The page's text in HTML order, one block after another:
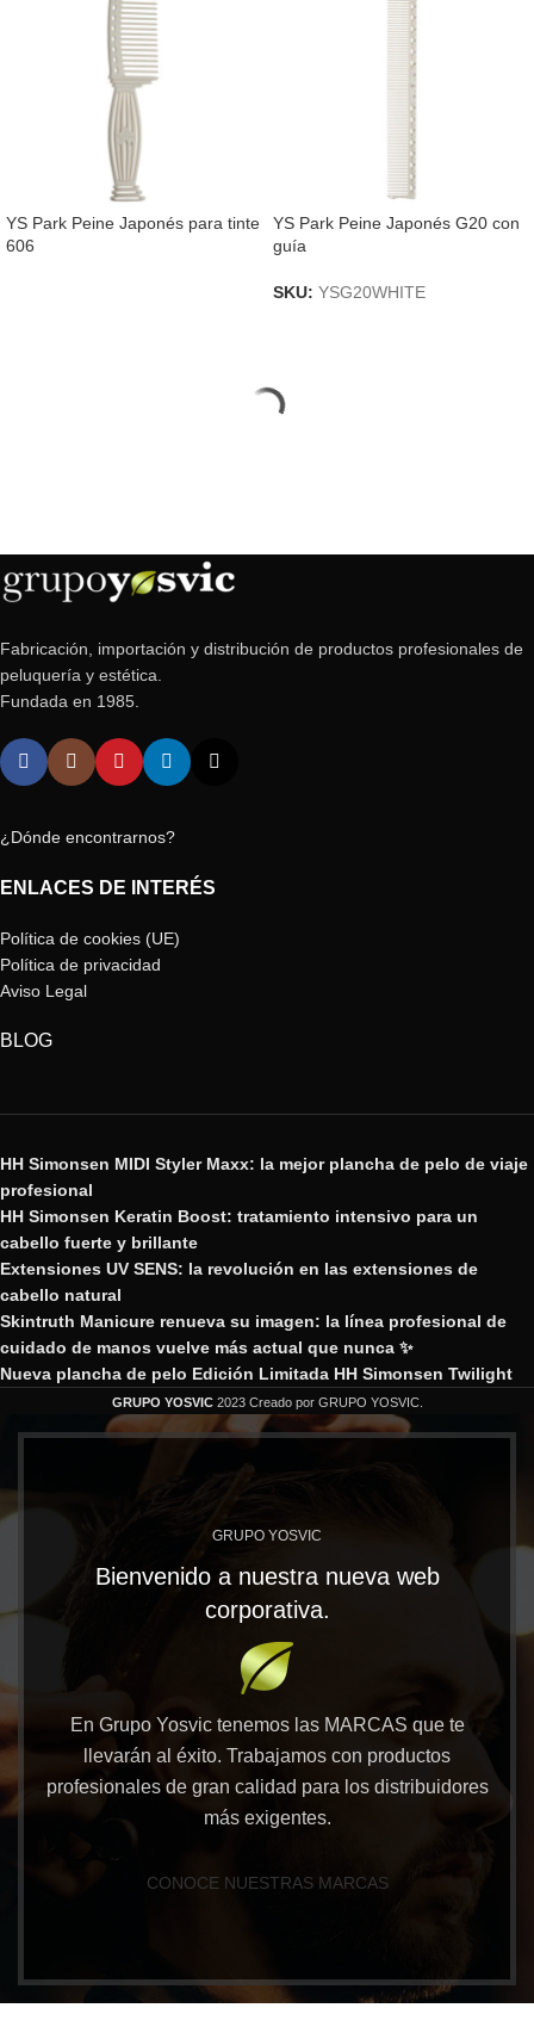
YS Park Peine Japonés para tinte
606
YS Park Peine Japonés G20 con
guía
SKU: YSG20WHITE
Fabricación, importación y distribución de productos profesionales de
peluquería y estética.
Fundada en 1985.
¿Dónde encontrarnos?
ENLACES DE INTERÉS
Política de cookies (UE)
Política de privacidad
Aviso Legal
BLOG
HH Simonsen MIDI Styler Maxx: la mejor plancha de pelo de viaje
profesional
HH Simonsen Keratin Boost: tratamiento intensivo para un
cabello fuerte y brillante
Extensiones UV SENS: la revolución en las extensiones de
cabello natural
Skintruth Manicure renueva su imagen: la línea profesional de
cuidado de manos vuelve más actual que nunca ✨
Nueva plancha de pelo Edición Limitada HH Simonsen Twilight
GRUPO YOSVIC 2023 Creado por GRUPO YOSVIC.
GRUPO YOSVIC
Bienvenido a nuestra nueva web
corporativa.
En Grupo Yosvic tenemos las MARCAS que te
llevarán al éxito. Trabajamos con productos
profesionales de gran calidad para los distribuidores
más exigentes.
CONOCE NUESTRAS MARCAS